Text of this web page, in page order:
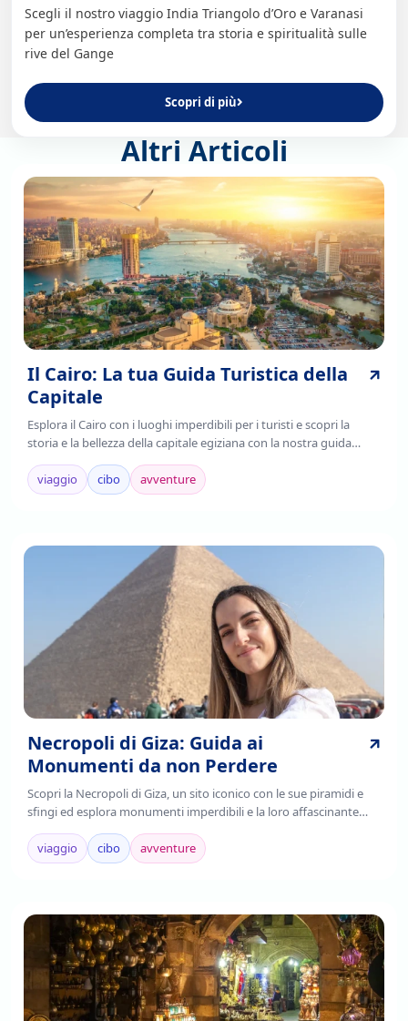
Scegli il nostro viaggio India Triangolo d’Oro e Varanasi
per un’esperienza completa tra storia e spiritualità sulle
rive del Gange
Scopri di più
Altri Articoli
Il Cairo: La tua Guida Turistica della
Capitale
Esplora il Cairo con i luoghi imperdibili per i turisti e scopri la
storia e la bellezza della capitale egiziana con la nostra guida
completa. Leggi ora!
viaggio
cibo avventure
Necropoli di Giza: Guida ai
Monumenti da non Perdere
Scopri la Necropoli di Giza, un sito iconico con le sue piramidi e
sfingi ed esplora monumenti imperdibili e la loro affascinante
storia. Leggi di più!
viaggio
cibo avventure